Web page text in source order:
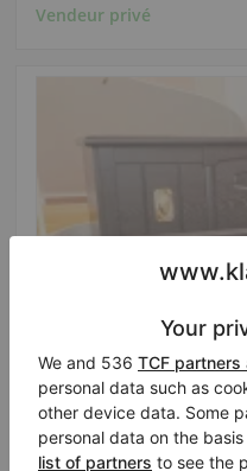
Vendeur privé